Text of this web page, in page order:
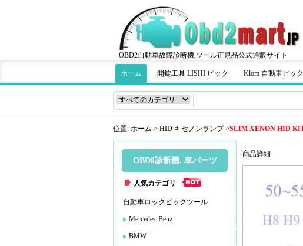
OBD2自動車故障診断機,ツール正規品公式通販サイト
ホーム 開錠工具 LISHI ピック Klom 自動車ピッ
位置: ホーム > HID キセノンランプ>SLIM XENON HID
OBDⅡ診断機. 車パーツ
人気カテゴリ
自動車ロックピックツール
Mercedes-Benz
BMW
商品詳細